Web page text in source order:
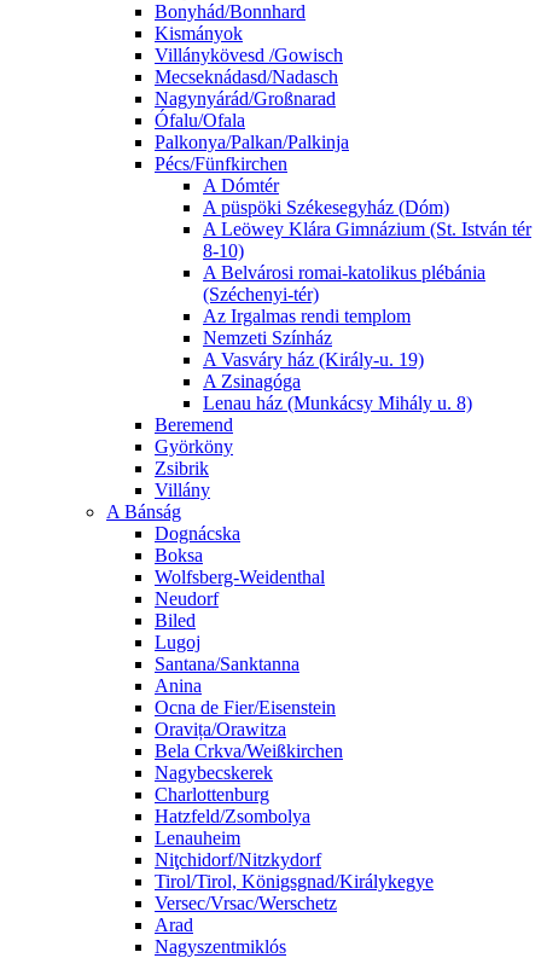
Bonyhád/Bonnhard
Kismányok
Villánykövesd /Gowisch
Mecseknádasd/Nadasch
Nagynyárád/Großnarad
Ófalu/Ofala
Palkonya/Palkan/Palkinja
Pécs/Fünfkirchen
A Dómtér
A püspöki Székesegyház (Dóm)
A Leöwey Klára Gimnázium (St. István tér
8-10)
A Belvárosi romai-katolikus plébánia
(Széchenyi-tér)
Az Irgalmas rendi templom
Nemzeti Színház
A Vasváry ház (Király-u. 19)
A Zsinagóga
Lenau ház (Munkácsy Mihály u. 8)
Beremend
Györköny
Zsibrik
Villány
A Bánság
Dognácska
Boksa
Wolfsberg-Weidenthal
Neudorf
Biled
Lugoj
Santana/Sanktanna
Anina
Ocna de Fier/Eisenstein
Oravița/Orawitza
Bela Crkva/Weißkirchen
Nagybecskerek
Charlottenburg
Hatzfeld/Zsombolya
Lenauheim
Niţchidorf/Nitzkydorf
Tirol/Tirol, Königsgnad/Királykegye
Versec/Vrsac/Werschetz
Arad
Nagyszentmiklós